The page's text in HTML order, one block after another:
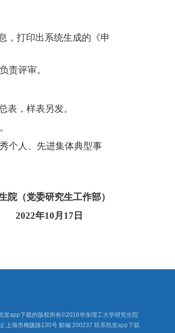
，打印出系统生成的《申
责评审。
表，样表另发。
个人、先进集体典型事
院（党委研究生工作部）
2022年10月 17 日
发app下载的版权所有©2016华东理工大学研究生院
:上海市梅陇路130号 邮编:200237 联系凯发app下载